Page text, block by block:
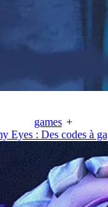
games +
Eyes : Des codes à